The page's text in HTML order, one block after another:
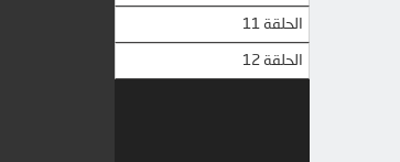
الحلقة 11
الحلقة 12